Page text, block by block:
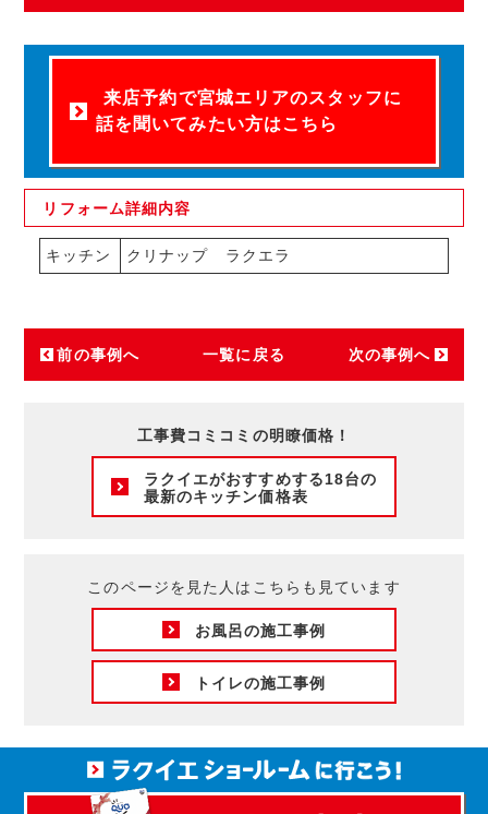
来店予約で宮城エリアのスタッフに
話を聞いてみたい方はこちら
リフォーム詳細内容
キッチン クリナップ ラクエラ
前の事例へ 一覧に戻る 次の事例へ
工事費コミコミの明瞭価格！
ラクイエがおすすめする18台の
最新のキッチン価格表
このページを見た人はこちらも見ています
お風呂の施工事例
トイレの施工事例